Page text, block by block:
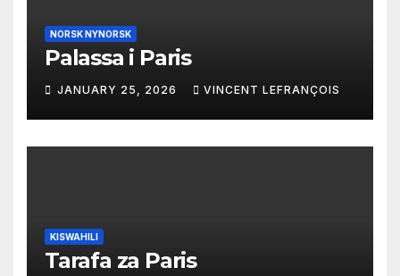
NORSK NYNORSK
Palassa i Paris
JANUARY 25, 2026 VINCENT LEFRANÇOIS
KISWAHILI
Tarafa za Paris